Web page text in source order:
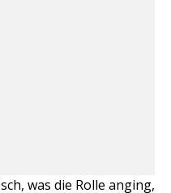
was die Rolle anging,